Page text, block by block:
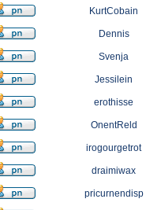
KurtCobain
Dennis
Svenja
Jessilein
erothisse
OnentReld
irogourgetrot
draimiwax
pricurnendisp